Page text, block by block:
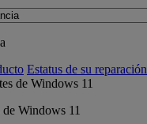
Estatus de su reparación
de Windows 11